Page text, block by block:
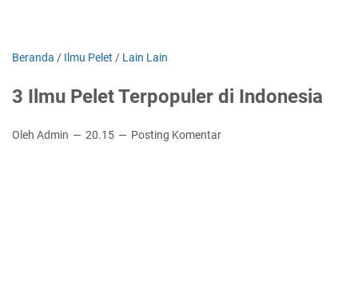
Beranda / Ilmu Pelet / Lain Lain
3 Ilmu Pelet Terpopuler di Indonesia
Oleh Admin 20.15 Posting Komentar